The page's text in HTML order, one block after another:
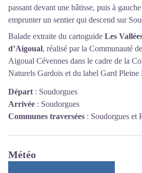
passant devant une bâtisse, puis à
emprunter un sentier qui descend sur
Balade extraite du cartoguide Les
d’Aigoual, réalisé par la Communauté
Aigoual Cévennes dans le cadre de la
Naturels Gardois et du label Gard Pleine
Départ : Soudorgues
Arrivée : Soudorgues
Communes traversées : Soudorgues et
Météo